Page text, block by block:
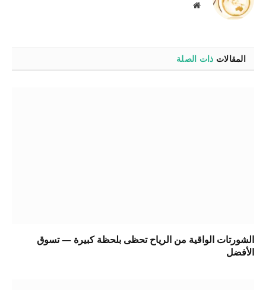
موقع
المقالات ذات الصلة
الشورتات الواقية من الرياح تحظى بلحظة كبيرة — تسوق
الأفضل